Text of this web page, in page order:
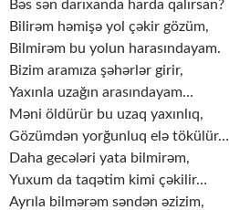
Bəs sən darıxanda harda qalırsan?
Bilirəm həmişə yol çəkir gözüm,
Bilmirəm bu yolun harasındayam.
Bizim aramıza şəhərlər girir,
Yaxınla uzağın arasındayam…
Məni öldürür bu uzaq yaxınlıq,
Gözümdən yorğunluq elə tökülür…
Daha gecələri yata bilmirəm,
Yuxum da taqətim kimi çəkilir…
Ayrıla bilmərəm səndən əzizim,